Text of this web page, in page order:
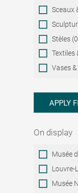
Sceaux
Stèles
Textiles
Vases
APPLY
On display
On
display
Musée
Louvre-
Musée